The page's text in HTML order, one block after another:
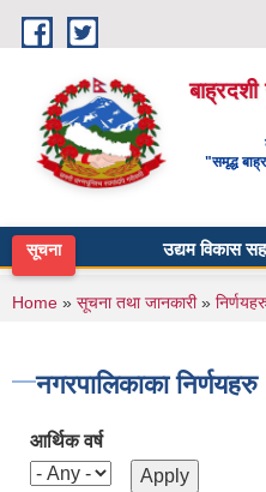
Skip to main content
बाह्रदशी
"समृद्ध
सूचना उद्यम विकास
You are here
Home » सूचना तथा जानकारी»
नगरपालिकाका निर्णयहरु
आर्थिक वर्ष